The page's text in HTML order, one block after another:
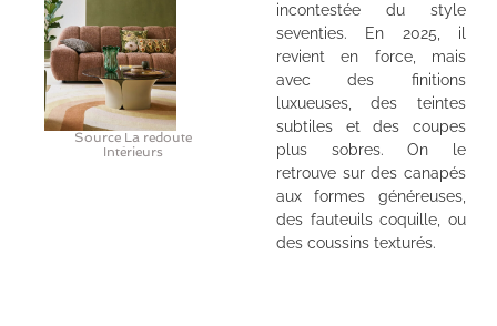
incontestée du style
seventies. En 2025, il
revient en force, mais
avec des finitions
luxueuses, des teintes
subtiles et des coupes
plus sobres. On le
retrouve sur des canapés
aux formes généreuses,
des fauteuils coquille, ou
des coussins texturés.
Source La redoute
Intérieurs